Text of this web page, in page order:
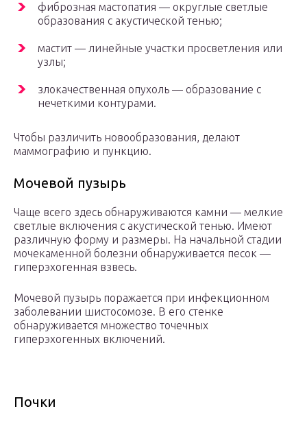
фиброзная мастопатия — округлые светлые
образования с акустической тенью;
мастит — линейные участки просветления или
узлы;
злокачественная опухоль — образование с
нечеткими контурами.
Чтобы различить новообразования, делают
маммографию и пункцию.
Мочевой пузырь
Чаще всего здесь обнаруживаются камни — мелкие
светлые включения с акустической тенью. Имеют
различную форму и размеры. На начальной стадии
мочекаменной болезни обнаруживается песок —
гиперэхогенная взвесь.
Мочевой пузырь поражается при инфекционном
заболевании шистосомозе. В его стенке
обнаруживается множество точечных
гиперэхогенных включений.
Почки